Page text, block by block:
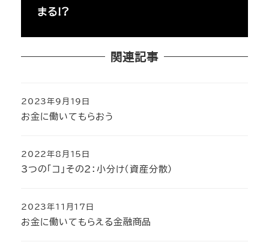
まる!?
関連記事
お金に働いてもらおう
投稿日
2023年9月19日
3つの「コ」その2：小分け（資産分散）
投稿日
2022年8月15日
お金に働いてもらえる金融商品
投稿日
2023年11月17日